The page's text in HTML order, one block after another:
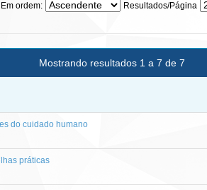
Em ordem: Resultados/Página
Mostrando resultados 1 a 7 de 7
do cuidado humano
práticas